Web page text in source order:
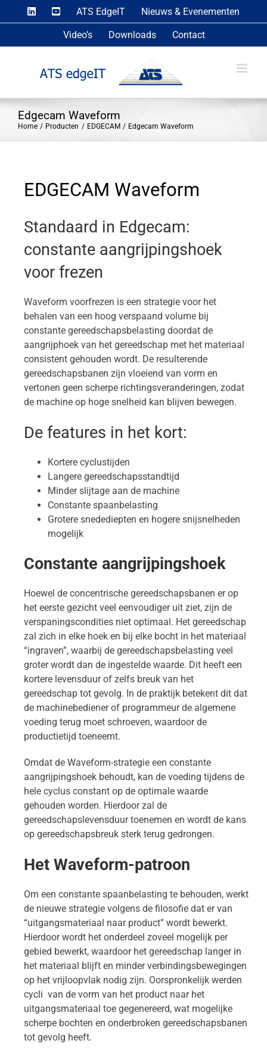
to
ATS EdgeIT Nieuws & Evenementen
Video’s Downloads Contact
Edgecam Waveform
Home Producten EDGECAM Edgecam Waveform
EDGECAM Waveform
Standaard in Edgecam:
constante aangrijpingshoek
voor frezen
Waveform voorfrezen is een strategie voor het
behalen van een hoog verspaand volume bij
constante gereedschapsbelasting doordat de
aangrijphoek van het gereedschap met het materiaal
consistent gehouden wordt. De resulterende
gereedschapsbanen zijn vloeiend van vorm en
vertonen geen scherpe richtingsveranderingen, zodat
de machine op hoge snelheid kan blijven bewegen.
De features in het kort:
Kortere cyclustijden
Langere gereedschapsstandtijd
Minder slijtage aan de machine
Constante spaanbelasting
Grotere snedediepten en hogere snijsnelheden
mogelijk
Constante aangrijpingshoek
Hoewel de concentrische gereedschapsbanen er op
het eerste gezicht veel eenvoudiger uit ziet, zijn de
verspaningscondities niet optimaal. Het gereedschap
zal zich in elke hoek en bij elke bocht in het materiaal
“ingraven”, waarbij de gereedschapsbelasting veel
groter wordt dan de ingestelde waarde. Dit heeft een
kortere levensduur of zelfs breuk van het
gereedschap tot gevolg. In de praktijk betekent dit dat
de machinebediener of programmeur de algemene
voeding terug moet schroeven, waardoor de
productietijd toeneemt.
Omdat de Waveform-strategie een constante
aangrijpingshoek behoudt, kan de voeding tijdens de
hele cyclus constant op de optimale waarde
gehouden worden. Hierdoor zal de
gereedschapslevensduur toenemen en wordt de kans
op gereedschapsbreuk sterk terug gedrongen.
Het Waveform-patroon
Om een constante spaanbelasting te behouden, werkt
de nieuwe strategie volgens de filosofie dat er van
“uitgangsmateriaal naar product” wordt bewerkt.
Hierdoor wordt het onderdeel zoveel mogelijk per
gebied bewerkt, waardoor het gereedschap langer in
het materiaal blijft en minder verbindingsbewegingen
op het vrijloopvlak nodig zijn. Oorspronkelijk werden
cycli van de vorm van het product naar het
uitgangsmateriaal toe gegenereerd, wat mogelijke
scherpe bochten en onderbroken gereedschapsbanen
tot gevolg heeft.